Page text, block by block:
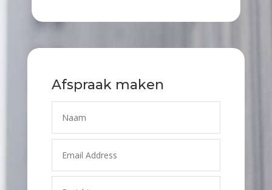
Afspraak maken